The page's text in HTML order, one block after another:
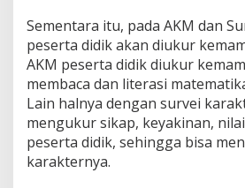
Sementara itu, pada AKM dan
peserta didik akan diukur
AKM peserta didik diukur
membaca dan literasi
Lain halnya dengan survei
mengukur sikap, keyakinan,
peserta didik, sehingga bisa
karakternya.